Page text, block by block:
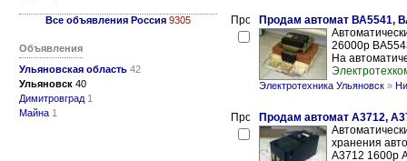
Все объявления Россия 9305
Объявления
Ульяновская область 42
Ульяновск 40
Димитровград 1
Майна 1
Продам автомат ВА5541,
26000р
На
Электротехника Ульяновск »
Продам автомат А3712,
хранения
А3712 1600р